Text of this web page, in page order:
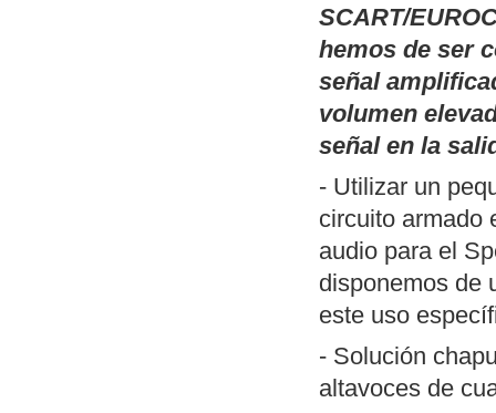
SCART/
hemos de ser
señal
volumen
señal en la
- Utilizar un
circuito armado
audio para el
disponemos de
este uso
- Solución
altavoces de